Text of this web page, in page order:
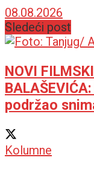
08.08.2026
Sledeći post
NOVI
podržao
Kolumne